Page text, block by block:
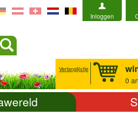
Inloggen
Verlanglijstje
0